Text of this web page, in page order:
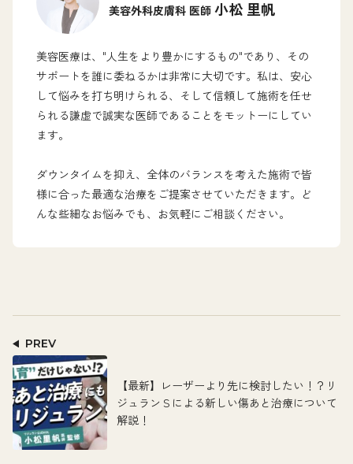
美容外科皮膚科 医師 小松 里帆
美容医療は、"人生をより豊かにするもの"であり、その
サポートを誰に委ねるかは非常に大切です。私は、安心
して悩みを打ち明けられる、そして信頼して施術を任せ
られる謙虚で誠実な医師であることをモットーにしてい
ます。
ダウンタイムを抑え、全体のバランスを考えた施術で皆
様に合った最適な治療をご提案させていただきます。ど
んな些細なお悩みでも、お気軽にご相談ください。
PREV
【最新】レーザーより先に検討したい！？リ
ジュランＳによる新しい傷あと治療について
解説！